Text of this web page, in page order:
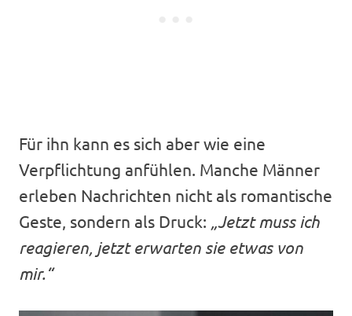
Für ihn kann es sich aber wie eine
Verpflichtung anfühlen. Manche Männer
erleben Nachrichten nicht als romantische
Geste, sondern als Druck: „Jetzt muss ich
reagieren, jetzt erwarten sie etwas von
mir.“